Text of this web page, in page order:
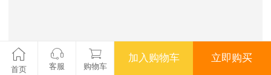
首页 客服 购物车
加入购物车 立即购买